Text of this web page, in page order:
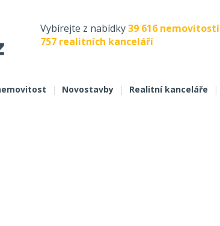
Vybírejte z nabídky39 616 nemovitostí
757 realitních kanceláří
| Novostavby | Realitní kanceláře |